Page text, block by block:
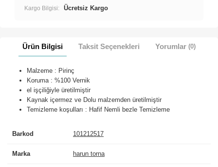
Kargo Bilgisi: Ücretsiz Kargo
Ürün Bilgisi Taksit Seçenekleri Yorumlar (0)
Malzeme : Pirinç
Koruma : %100 Vernik
el işçiliğiyle üretilmiştir
Kaynak içermez ve Dolu malzemden üretilmiştir
Temizleme koşulları : Hafif Nemli bezle Temizleme
Barkod 101212517
Marka harun torna